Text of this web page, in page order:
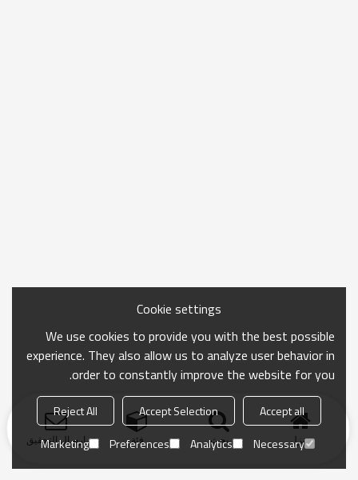
منزل بحث فئة ارسال التحقيق
Cookie settings
We use cookies to provide you with the best possible
experience. They also allow us to analyze user behavior in
order to constantly improve the website for you.
Accept all
Accept Selection
Reject All
Necessary
Analytics
Preferences
Marketing